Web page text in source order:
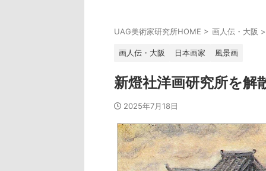
UAG美術家研究所HOME > 画人伝・大阪 >
画人伝・大阪 日本画家 風景画
新燈社洋画研究所を解
2025年7月18日